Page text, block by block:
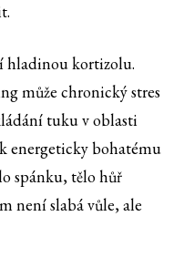
hladinou kortizolu.
může chronický stres
tuku v oblasti
energeticky bohatému
spánku, tělo hůř
není slabá vůle, ale